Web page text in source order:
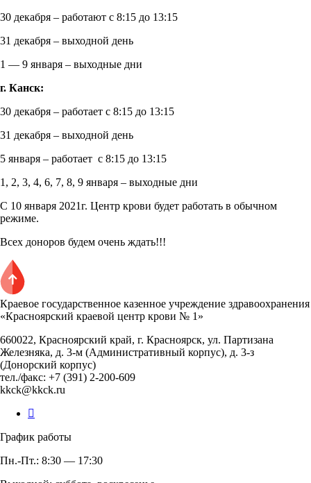
30 декабря – работают с 8:15 до 13:15
31 декабря – выходной день
1 — 9 января – выходные дни
г. Канск:
30 декабря – работает с 8:15 до 13:15
31 декабря – выходной день
5 января – работает с 8:15 до 13:15
1, 2, 3, 4, 6, 7, 8, 9 января – выходные дни
С 10 января 2021г. Центр крови будет работать в обычном
режиме.
Всех доноров будем очень ждать!!!
Краевое государственное казенное учреждение здравоохранения
«Красноярский краевой центр крови № 1»
660022, Красноярский край, г. Красноярск, ул. Партизана
Железняка, д. 3-м (Административный корпус), д. 3-з
(Донорский корпус)
тел./факс: +7 (391) 2-200-609
kkck@kkck.ru
График работы
Пн.-Пт.: 8:30 — 17:30